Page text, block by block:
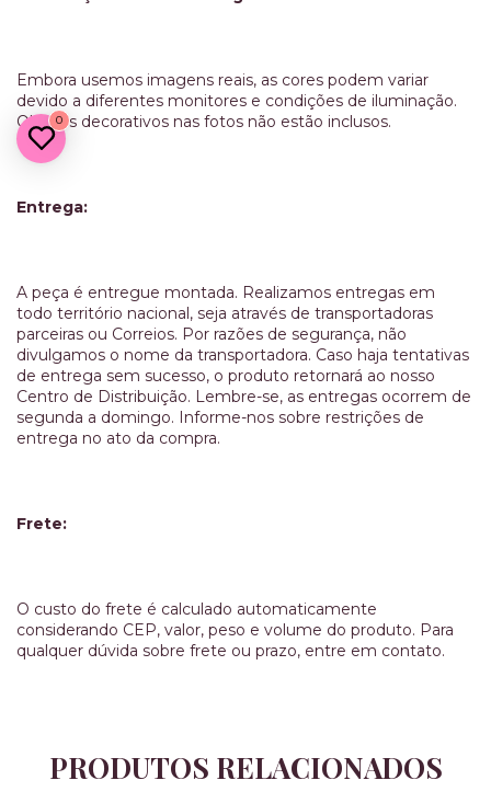
Embora usemos imagens reais, as cores podem variar
devido a diferentes monitores e condições de iluminação.
Objetos decorativos nas fotos não estão inclusos.
Entrega:
A peça é entregue montada. Realizamos entregas em
todo território nacional, seja através de transportadoras
parceiras ou Correios. Por razões de segurança, não
divulgamos o nome da transportadora. Caso haja tentativas
de entrega sem sucesso, o produto retornará ao nosso
Centro de Distribuição. Lembre-se, as entregas ocorrem de
segunda a domingo. Informe-nos sobre restrições de
entrega no ato da compra.
Frete:
O custo do frete é calculado automaticamente
considerando CEP, valor, peso e volume do produto. Para
qualquer dúvida sobre frete ou prazo, entre em contato.
PRODUTOS RELACIONADOS
0